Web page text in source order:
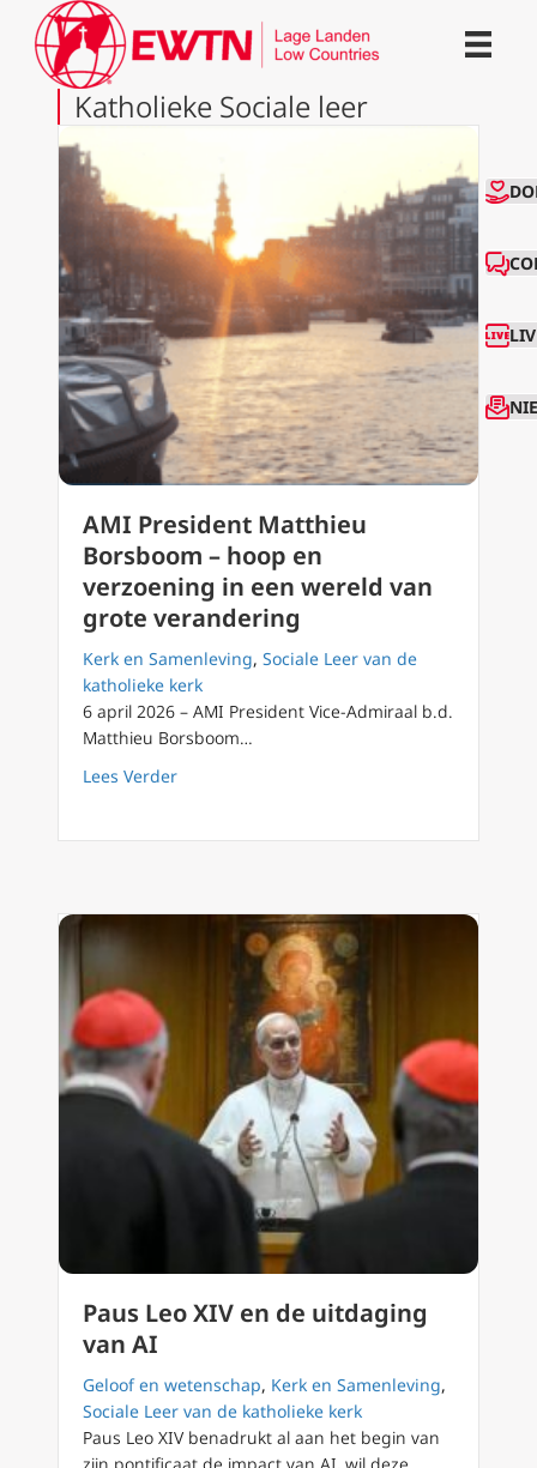
Katholieke Sociale leer
AMI President Matthieu
Borsboom – hoop en
verzoening in een wereld van
grote verandering
Kerk en Samenleving, Sociale Leer van de
katholieke kerk
6 april 2026 – AMI President Vice-Admiraal b.d.
Matthieu Borsboom…
Lees Verderabout AMI President Matthieu Borsboom –
Paus Leo XIV en de uitdaging
van AI
Geloof en wetenschap, Kerk en Samenleving,
Sociale Leer van de katholieke kerk
Paus Leo XIV benadrukt al aan het begin van